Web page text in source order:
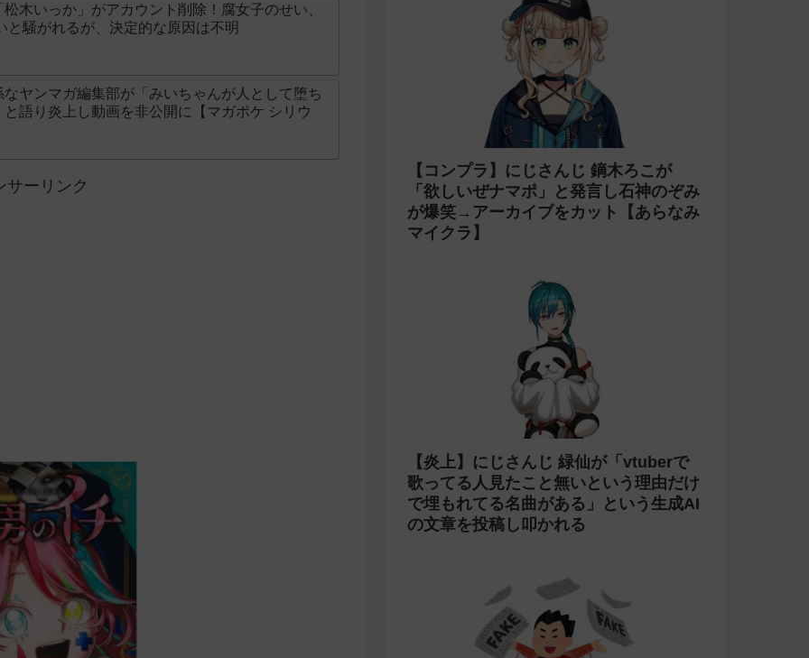
木いっか」がアカウント削除！腐女子のせい、
と騒がれるが、決定的な原因は不明
ヤンマガ編集部が「みいちゃんが人として堕ち
語り炎上し動画を非公開に【マガポケ シリウ
サーリンク
【コンプラ】にじさんじ 鏑木ろこが
「欲しいぜナマポ」と発言し石神のぞみ
が爆笑→アーカイブをカット【あらなみ
マイクラ】
【炎上】にじさんじ 緑仙が「vtuberで
歌ってる人見たこと無いという理由だけ
で埋もれてる名曲がある」という生成AI
の文章を投稿し叩かれる